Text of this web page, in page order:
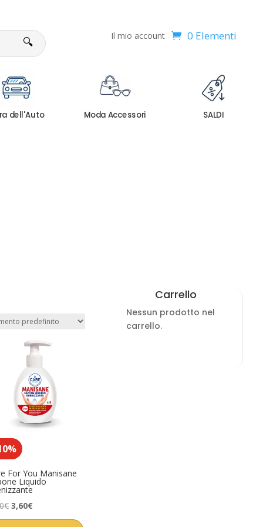
🔍 Il mio account 0 Elementi
dell'Auto Moda Accessori SALDI
For You Manisane
Liquido
€Il
prezzo
3,60€Il
prezzo
Carrello
Nessun prodotto nel
carrello.